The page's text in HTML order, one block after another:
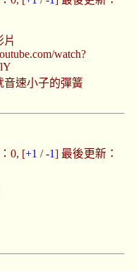
片
watch?
音速小子的彈簧
0, [+1 /-1] 最後更新：